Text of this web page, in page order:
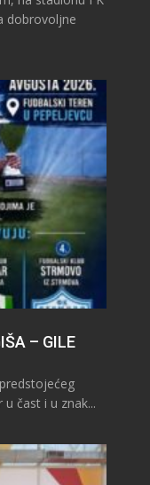
dobrovoljne
– GILE
čast i u znak...